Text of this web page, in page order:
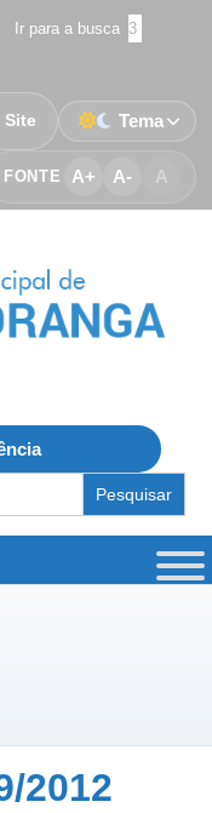
Ir para a busca 3
FONTE A+ A- A
Site Tema
2012